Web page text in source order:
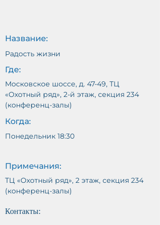
Название:
Радость жизни
Где:
Московское шоссе, д. 47-49, ТЦ
«Охотный ряд», 2-й этаж, секция 234
(конференц-залы)
Когда:
Понедельник 18:30
Примечания:
ТЦ «Охотный ряд», 2 этаж, секция 234
(конференц-залы)
Контакты: